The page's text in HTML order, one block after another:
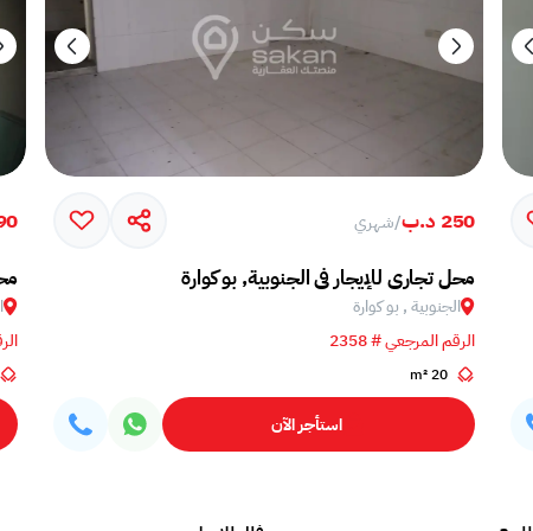
250 د.ب /شهري
محل تجاري للإيجار في الجنوبية, بو كوارة
الجنوبية , بو كوارة
الرقم المرجعي # 2358
20 m²
استأجر الآن
90